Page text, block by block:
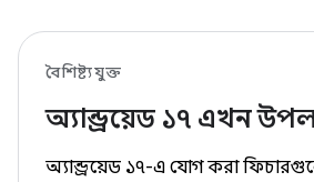
বৈশিষ্ট্যযুক্ত
অ্যান্ড্রয়েড ১৭ এখন
অ্যান্ড্রয়েড ১৭-এ যোগ করা